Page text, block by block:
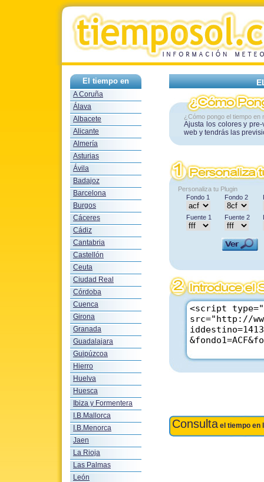
El tiempo en
A Coruña
Álava
Albacete
Alicante
Almería
Asturias
Ávila
Badajoz
Barcelona
Burgos
Cáceres
Cádiz
Cantabria
Castellón
Ceuta
Ciudad Real
Córdoba
Cuenca
Girona
Granada
Guadalajara
Guipúzcoa
Hierro
Huelva
Huesca
Ibiza y Formentera
I.B.Mallorca
I.B.Menorca
Jaen
La Rioja
Las Palmas
León
¿Cómo pongo el tiempo en
Ajusta los colores y
web y tendrás las
Personaliza tu Plugin
Fondo 1
Fondo 2
Fuente 1 Fuente 2
Consulta el tiempo en